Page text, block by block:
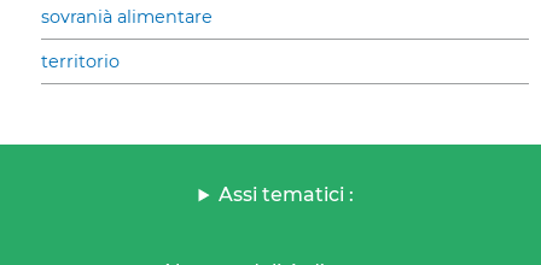
sovranià alimentare
territorio
Assi tematici :